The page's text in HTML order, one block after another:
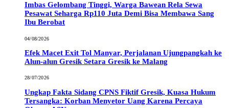
Imbas Gelombang Tinggi, Warga Bawean Rela Sewa
Pesawat Seharga Rp110 Juta Demi Bisa Membawa Sang
Ibu Berobat
04/08/2026
Efek Macet Exit Tol Manyar, Perjalanan Ujungpangkah ke
Alun-alun Gresik Setara Gresik ke Malang
28/07/2026
Ungkap Fakta Sidang CPNS Fiktif Gresik, Kuasa Hukum
Tersangka: Korban Menyetor Uang Karena Percaya